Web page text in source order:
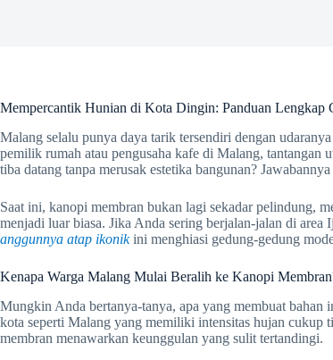
Mempercantik Hunian di Kota Dingin: Panduan Lengkap
Malang selalu punya daya tarik tersendiri dengan
pemilik rumah atau pengusaha kafe di Malang, tantangan
tiba datang tanpa merusak estetika bangunan? Jawabannya
Saat ini, kanopi membran bukan lagi sekadar pelindung,
menjadi luar biasa. Jika Anda sering berjalan-jalan di area
anggunnya atap ikonikini menghiasi gedung-gedung
Kenapa Warga Malang Mulai Beralih ke Kanopi
Mungkin Anda bertanya-tanya, apa yang membuat
kota seperti Malang yang memiliki intensitas hujan cukup
membran menawarkan keunggulan yang sulit tertandingi.